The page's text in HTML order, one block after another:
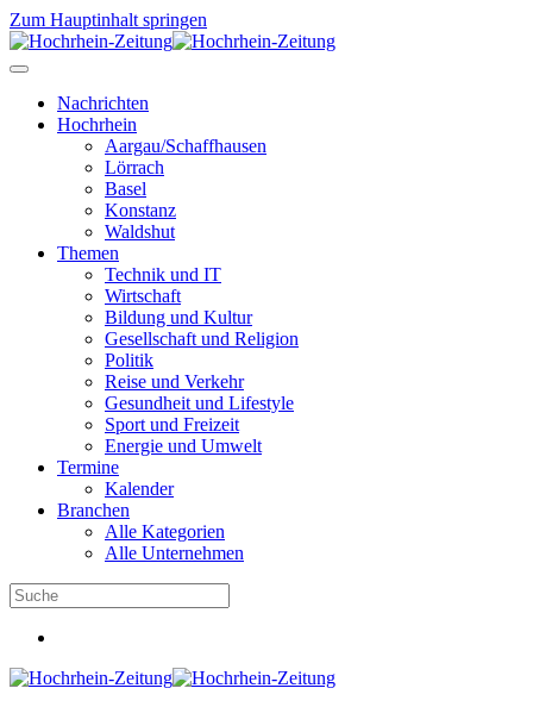
Zum Hauptinhalt springen
Nachrichten
Hochrhein
Aargau/Schaffhausen
Lörrach
Basel
Konstanz
Waldshut
Themen
Technik und IT
Wirtschaft
Bildung und Kultur
Gesellschaft und Religion
Politik
Reise und Verkehr
Gesundheit und Lifestyle
Sport und Freizeit
Energie und Umwelt
Termine
Kalender
Branchen
Alle Kategorien
Alle Unternehmen